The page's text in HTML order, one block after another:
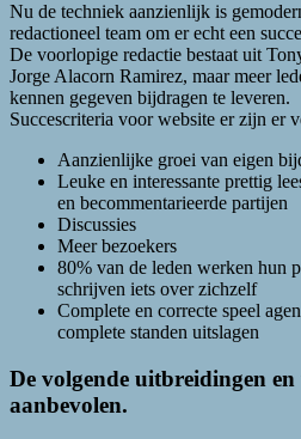
Nu de techniek aanzienlijk is
redactioneel team om er echt een
De voorlopige redactie bestaat uit
Jorge Alacorn Ramirez, maar meer
kennen gegeven bijdragen te leveren.
Succescriteria voor website er zijn er
Aanzienlijke groei van eigen
Leuke en interessante prettig
en becommentarieerde partijen
Discussies
Meer bezoekers
80% van de leden werken hun
schrijven iets over zichzelf
Complete en correcte speel
complete standen uitslagen
De volgende uitbreidingen
aanbevolen.